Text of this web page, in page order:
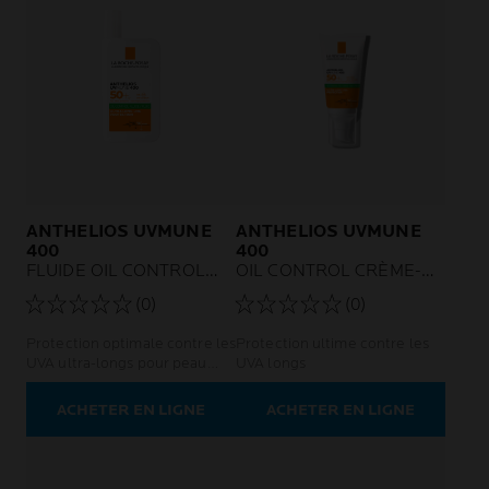
ANTHELIOS UVMUNE
400
FLUIDE OIL CONTROL
(0)
grasse.
ACHETER EN LIGNE
ANTHELIOS UVMUNE
400
OIL CONTROL CRÈME-
(0)
ACHETER EN LIGNE